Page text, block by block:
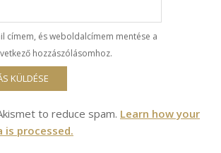
címem, és weboldalcímem mentése a
hozzászólásomhoz.
to reduce spam. Learn how your
is processed.